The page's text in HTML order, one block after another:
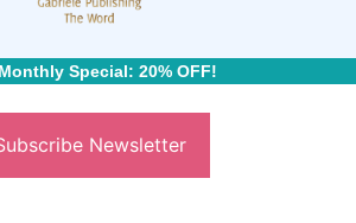
Special: 20% OFF!
Newsletter